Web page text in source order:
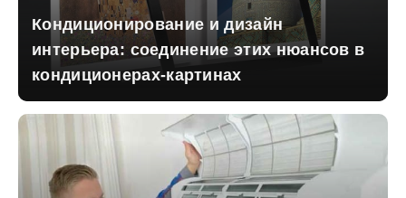
Кондиционирование и дизайн
интерьера: соединение этих нюансов в
кондиционерах-картинах